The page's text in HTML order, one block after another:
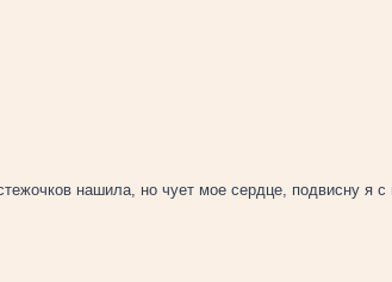
нашила, но чует мое сердце, подвисну я с